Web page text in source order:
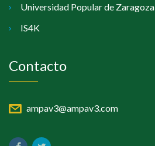
Universidad Popular de Zaragoza
IS4K
Contacto
ampav3@ampav3.com